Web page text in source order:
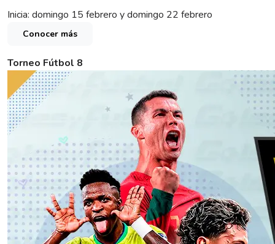
Inicia: domingo 15 febrero y domingo 22 febrero
Conocer más
Torneo Fútbol 8